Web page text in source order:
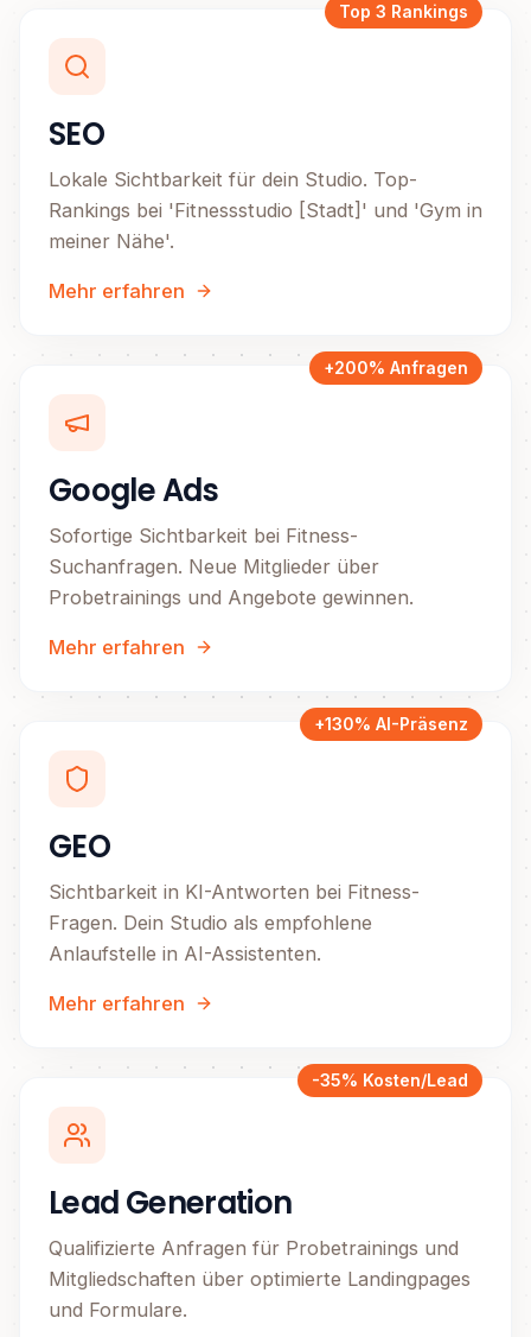
Top 3 Rankings
SEO
Lokale Sichtbarkeit für dein Studio. Top-
Rankings bei 'Fitnessstudio [Stadt]' und 'Gym in
meiner Nähe'.
Mehr erfahren
+200% Anfragen
Google Ads
Sofortige Sichtbarkeit bei Fitness-
Suchanfragen. Neue Mitglieder über
Probetrainings und Angebote gewinnen.
Mehr erfahren
+130% AI-Präsenz
GEO
Sichtbarkeit in KI-Antworten bei Fitness-
Fragen. Dein Studio als empfohlene
Anlaufstelle in AI-Assistenten.
Mehr erfahren
-35% Kosten/Lead
Lead Generation
Qualifizierte Anfragen für Probetrainings und
Mitgliedschaften über optimierte Landingpages
und Formulare.